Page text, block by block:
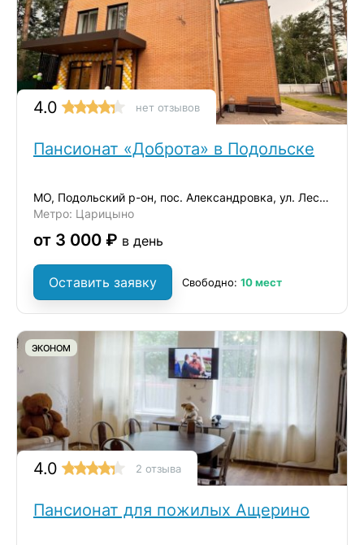
4.0 нет отзывов
Пансионат «Доброта» в Подольске
МО, Подольский р-он, пос. Александровка, ул. Лесная, д. 14/1
Метро: Царицыно
от 3 000 ₽ в день
Оставить заявку Свободно: 10 мест
ЭКОНОМ
4.0 2 отзыва
Пансионат для пожилых Ащерино